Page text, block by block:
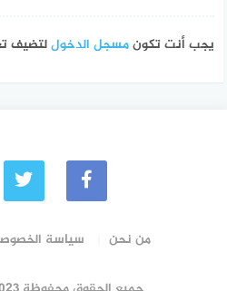
يجب أنت تكونمسجل الدخوللتضيف
من نحن سياسة